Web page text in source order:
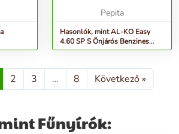
W / 37
Pepita
Hasonlók, mint AL-KO Easy
4.60 SP S Önjárós Benzines
Fűnyíró
2 3 … 8 Következő »
Fűnyírók: